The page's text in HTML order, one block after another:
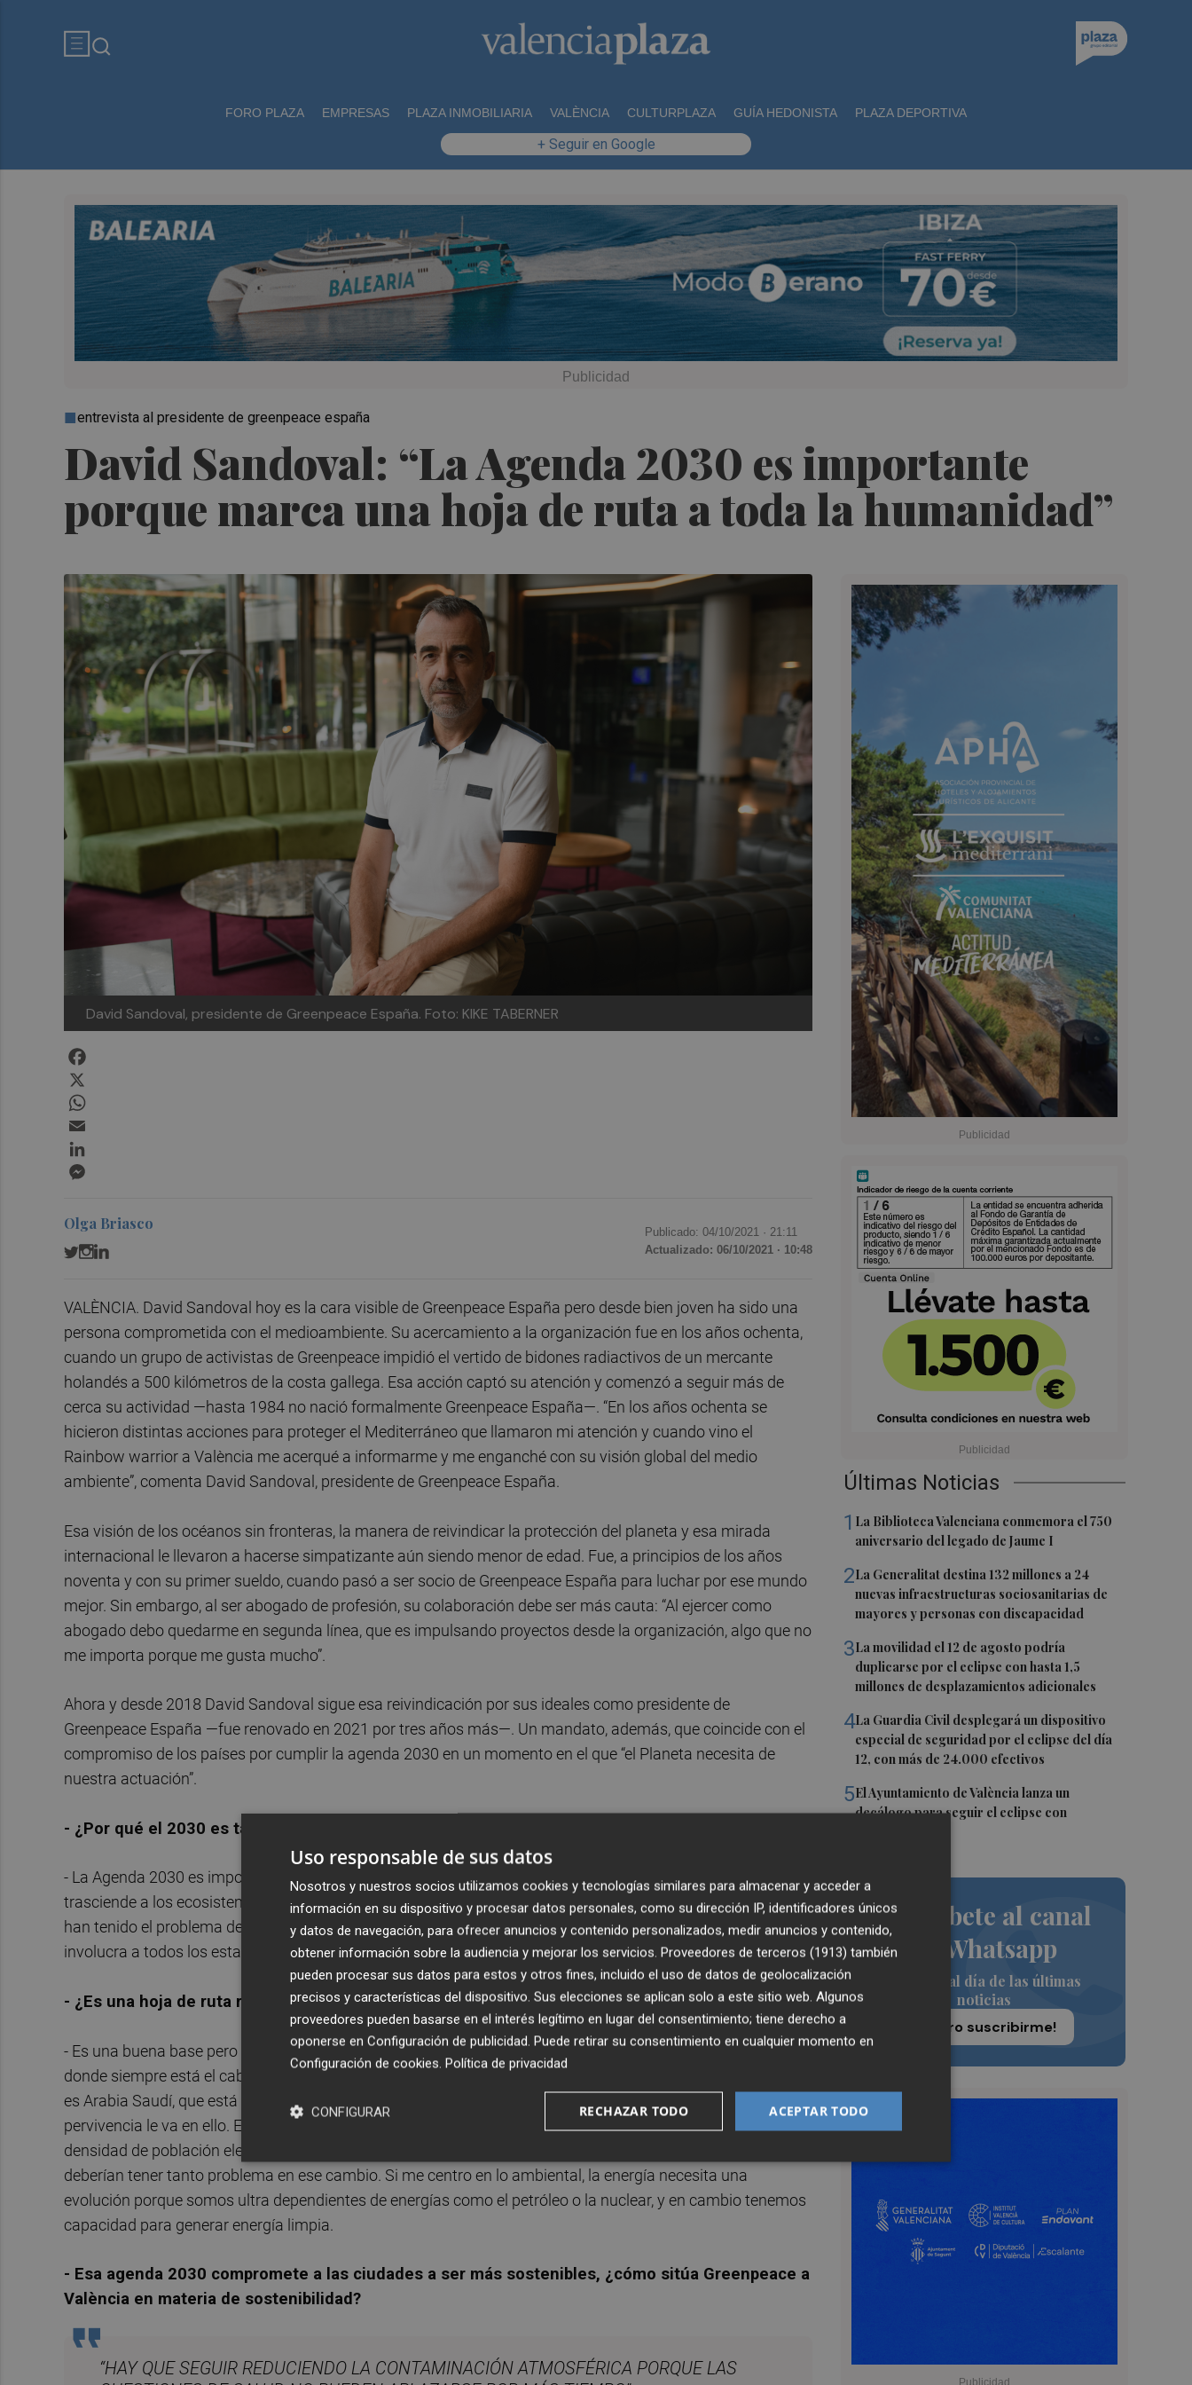
FORO PLAZA EMPRESAS PLAZA INMOBILIARIA VALÈNCIA CULTURPLAZA GUÍA HEDONISTA PLAZA DEPORTIVA
+ Seguir en Google
David Sandoval: “La Agenda 2030 es importante
porque marca una hoja de ruta a toda la humanidad”
entrevista al presidente de greenpeace españa
David Sandoval, presidente de Greenpeace España. Foto: KIKE TABERNER
Últimas Noticias
1 La Biblioteca Valenciana conmemora el 750
aniversario del legado de Jaume I
2La Generalitat destina 132 millones a 24
nuevas infraestructuras sociosanitarias de
mayores y personas con discapacidad
3La movilidad el 12 de agosto podría
duplicarse por el eclipse con hasta 1,5
millones de desplazamientos adicionales
4La Guardia Civil desplegará un dispositivo
especial de seguridad por el eclipse del día
12, con más de 24.000 efectivos
5El Ayuntamiento de València lanza un
decálogo para seguir el eclipse con
Suscríbete al canal
de Whatsapp
Siempre al día de las últimas
noticias
¡Quiero suscribirme!
Olga Briasco Publicado: 04/10/2021 · 21:11
Actualizado: 06/10/2021 · 10:48
VALÈNCIA. David Sandoval hoy es la cara visible de Greenpeace España pero desde bien joven ha sido una
persona comprometida con el medioambiente. Su acercamiento a la organización fue en los años ochenta,
cuando un grupo de activistas de Greenpeace impidió el vertido de bidones radiactivos de un mercante
holandés a 500 kilómetros de la costa gallega. Esa acción captó su atención y comenzó a seguir más de
cerca su actividad —hasta 1984 no nació formalmente Greenpeace España—. “En los años ochenta se
hicieron distintas acciones para proteger el Mediterráneo que llamaron mi atención y cuando vino el
Rainbow warrior a València me acerqué a informarme y me enganché con su visión global del medio
ambiente”, comenta David Sandoval, presidente de Greenpeace España.
Esa visión de los océanos sin fronteras, la manera de reivindicar la protección del planeta y esa mirada
internacional le llevaron a hacerse simpatizante aún siendo menor de edad. Fue, a principios de los años
noventa y con su primer sueldo, cuando pasó a ser socio de Greenpeace España para luchar por ese mundo
mejor. Sin embargo, al ser abogado de profesión, su colaboración debe ser más cauta: “Al ejercer como
abogado debo quedarme en segunda línea, que es impulsando proyectos desde la organización, algo que no
me importa porque me gusta mucho”.
Ahora y desde 2018 David Sandoval sigue esa reivindicación por sus ideales como presidente de
Greenpeace España —fue renovado en 2021 por tres años más—. Un mandato, además, que coincide con el
compromiso de los países por cumplir la agenda 2030 en un momento en el que “el Planeta necesita de
nuestra actuación”.
- ¿Por qué el 2030 es tan crucial para el planeta?
- La Agenda 2030 es importante porque marca una hoja de ruta a toda la humanidad y es una visión que
trasciende a los ecosistemas, a los países y las fronteras. Desde siempre, las instituciones internacionales
han tenido el problema de la aplicación práctica por lo que esta agenda global es fundamental porque
involucra a todos los estados a participar y aplicar medidas.
- ¿Es una hoja de ruta realista?
- Es una buena base pero se queda corta. Si el realismo se enfoca desde el punto de vista económico, que es
donde siempre está el caballo de batalla, dependerá de los recursos que cada país tenga. Un claro ejemplo
es Arabia Saudí, que está desviando sus inversiones hacia las renovables, el turismo… porque sabe que su
pervivencia le va en ello. En países como China, India o Pakistán es más complejo porque tienen una
densidad de población elevada y con estilos de vida muy diferentes. Las sociedades occidentales no
deberían tener tanto problema en ese cambio. Si me centro en lo ambiental, la energía necesita una
evolución porque somos ultra dependientes de energías como el petróleo o la nuclear, y en cambio tenemos
capacidad para generar energía limpia.
- Esa agenda 2030 compromete a las ciudades a ser más sostenibles, ¿cómo sitúa Greenpeace a
València en materia de sostenibilidad?
“HAY QUE SEGUIR REDUCIENDO LA CONTAMINACIÓN ATMOSFÉRICA PORQUE LAS
Uso responsable de sus datos
Nosotros y nuestros socios utilizamos cookies y tecnologías similares para almacenar y acceder a
información en su dispositivo y procesar datos personales, como su dirección IP, identificadores únicos
y datos de navegación, para ofrecer anuncios y contenido personalizados, medir anuncios y contenido,
obtener información sobre la audiencia y mejorar los servicios. Proveedores de terceros (1913) también
pueden procesar sus datos para estos y otros fines, incluido el uso de datos de geolocalización
precisos y características del dispositivo. Sus elecciones se aplican solo a este sitio web. Algunos
proveedores pueden basarse en el interés legítimo en lugar del consentimiento; tiene derecho a
oponerse en Configuración de publicidad. Puede retirar su consentimiento en cualquier momento en
Configuración de cookies. Política de privacidad
ACEPTAR TODO
RECHAZAR TODO
CONFIGURAR